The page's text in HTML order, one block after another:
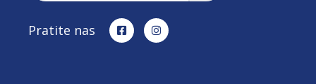
Pratite nas